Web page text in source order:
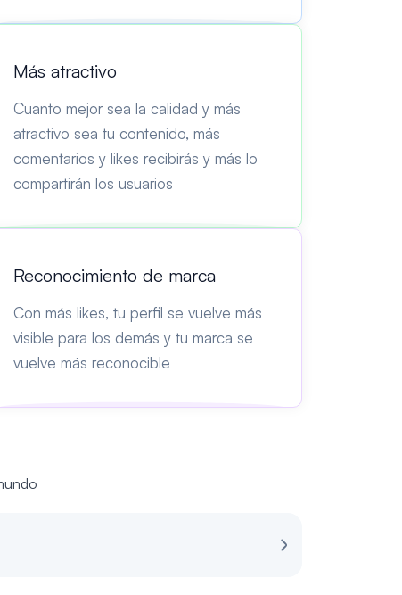
Más atractivo
Cuanto mejor sea la calidad y más
atractivo sea tu contenido, más
comentarios y likes recibirás y más lo
compartirán los usuarios
Reconocimiento de marca
Con más likes, tu perfil se vuelve más
visible para los demás y tu marca se
vuelve más reconocible